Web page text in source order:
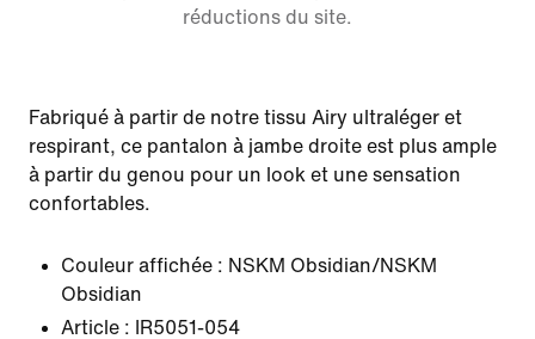
réductions du site.
Fabriqué à partir de notre tissu Airy ultraléger et
respirant, ce pantalon à jambe droite est plus ample
à partir du genou pour un look et une sensation
confortables.
Couleur affichée : NSKM Obsidian/NSKM
Obsidian
Article :
IR5051-054